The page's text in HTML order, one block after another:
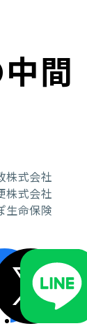
間
株式会社
株式会社
生命保険